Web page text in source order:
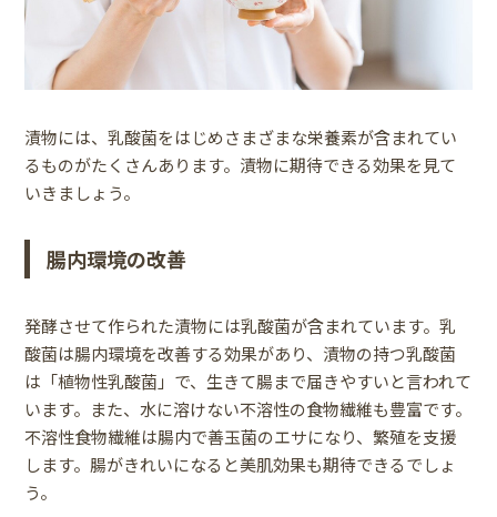
漬物には、乳酸菌をはじめさまざまな栄養素が含まれてい
るものがたくさんあります。漬物に期待できる効果を見て
いきましょう。
腸内環境の改善
発酵させて作られた漬物には乳酸菌が含まれています。乳
酸菌は腸内環境を改善する効果があり、漬物の持つ乳酸菌
は「植物性乳酸菌」で、生きて腸まで届きやすいと言われて
います。また、水に溶けない不溶性の食物繊維も豊富です。
不溶性食物繊維は腸内で善玉菌のエサになり、繁殖を支援
します。腸がきれいになると美肌効果も期待できるでしょ
う。